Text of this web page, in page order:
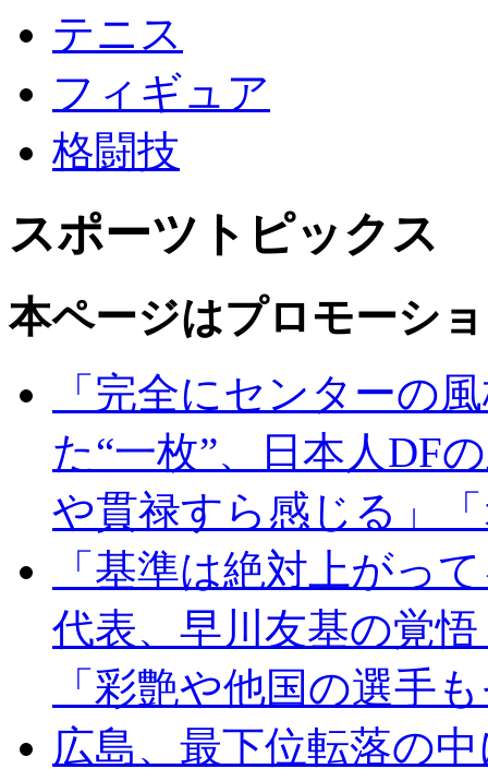
テニス
フィギュア
格闘技
スポーツトピックス
本ページはプロモーシ
「完全にセンターの
た“一枚”、日本人DF
や貫禄すら感じる」
「基準は絶対上がっ
代表、早川友基の覚
「彩艶や他国の選手
広島、最下位転落の